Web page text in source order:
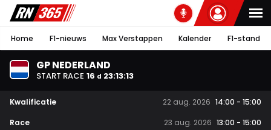
Home F1-nieuws Max Verstappen Kalender F1-stand
GP NEDERLAND
START RACE 16 d 23:13:12
Kwalificatie 22 aug. 2026 14:00 - 15:00
Race
23 aug. 2026 13:00 - 15:00